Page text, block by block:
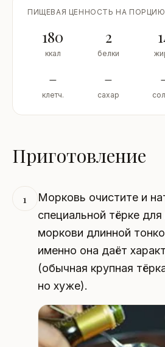
ПИЩЕВАЯ ЦЕННОСТЬ НА ПОРЦИЮ
180
ккал
2
белки
–
клетч.
–
сахар
Приготовление
1
Морковь очистите и
специальной тёрке для
моркови длинной
именно она даёт
(обычная крупная
но хуже).